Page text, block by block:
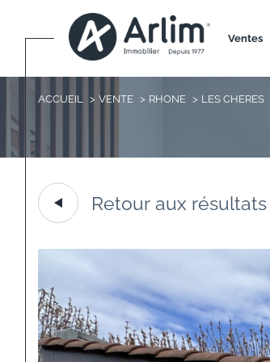
ventes
ACCUEIL VENTE RHONE LES CHERES
Retour aux résultats